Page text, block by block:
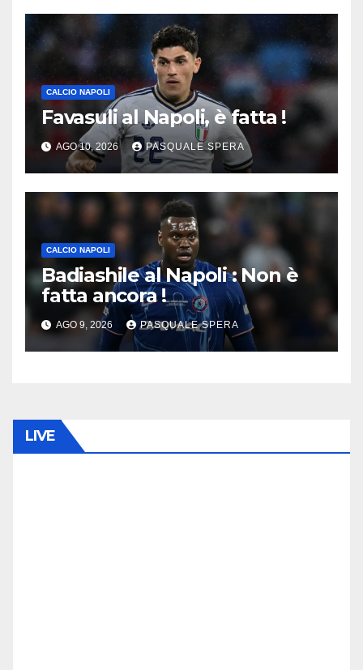
CALCIO NAPOLI
Favasuli al Napoli, è fatta !
AGO 10, 2026 PASQUALE SPERA
CALCIO NAPOLI
Badiashile al Napoli : Non è
fatta ancora !
AGO 9, 2026 PASQUALE SPERA
LIVE